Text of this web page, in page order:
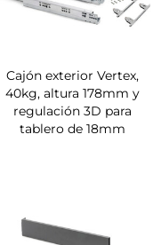
Cajón exterior Vertex,
40kg, altura 178mm y
regulación 3D para
tablero de 18mm